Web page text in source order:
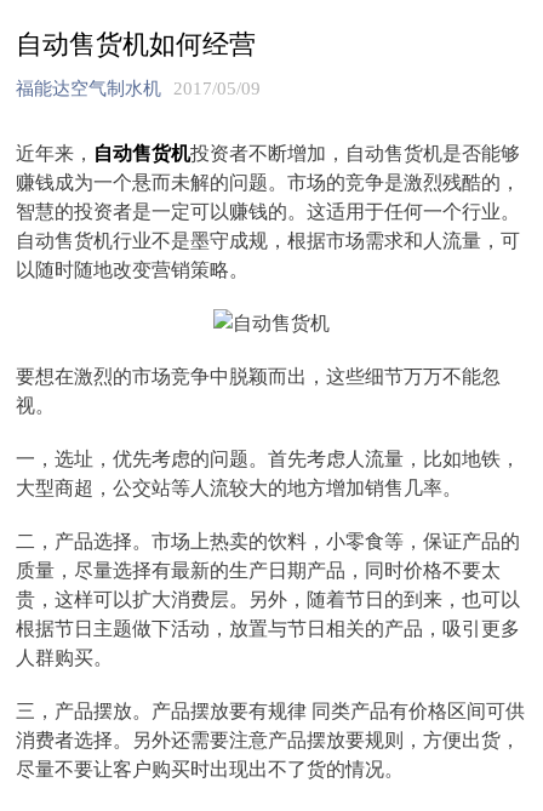
自动售货机如何经营
福能达空气制水机 2017/05/09
近年来， 自动售货机投资者不断增加，自动售货机是否能够
赚钱成为一个悬而未解的问题。市场的竞争是激烈残酷的，
智慧的投资者是一定可以赚钱的。这适用于任何一个行业。
自动售货机行业不是墨守成规，根据市场需求和人流量，可
以随时随地改变营销策略。
要想在激烈的市场竞争中脱颖而出，这些细节万万不能忽
视。
一，选址，优先考虑的问题。首先考虑人流量，比如地铁，
大型商超，公交站等人流较大的地方增加销售几率。
二，产品选择。市场上热卖的饮料，小零食等，保证产品的
质量，尽量选择有最新的生产日期产品，同时价格不要太
贵，这样可以扩大消费层。另外，随着节日的到来，也可以
根据节日主题做下活动，放置与节日相关的产品，吸引更多
人群购买。
三，产品摆放。产品摆放要有规律 同类产品有价格区间可供
消费者选择。另外还需要注意产品摆放要规则，方便出货，
尽量不要让客户购买时出现出不了货的情况。